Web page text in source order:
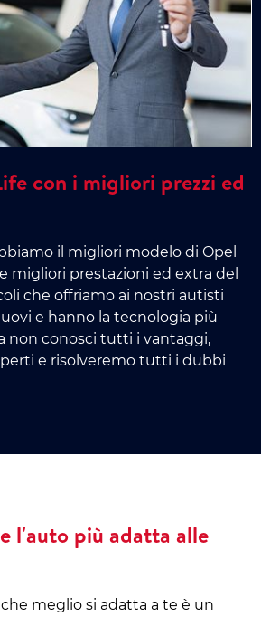
con i migliori prezzi ed
il migliori modelo di Opel
migliori prestazioni ed extra del
che offriamo ai nostri autisti
e hanno la tecnologia più
non conosci tutti i vantaggi,
e risolveremo tutti i dubbi
l'auto più adatta alle
meglio si adatta a te è un